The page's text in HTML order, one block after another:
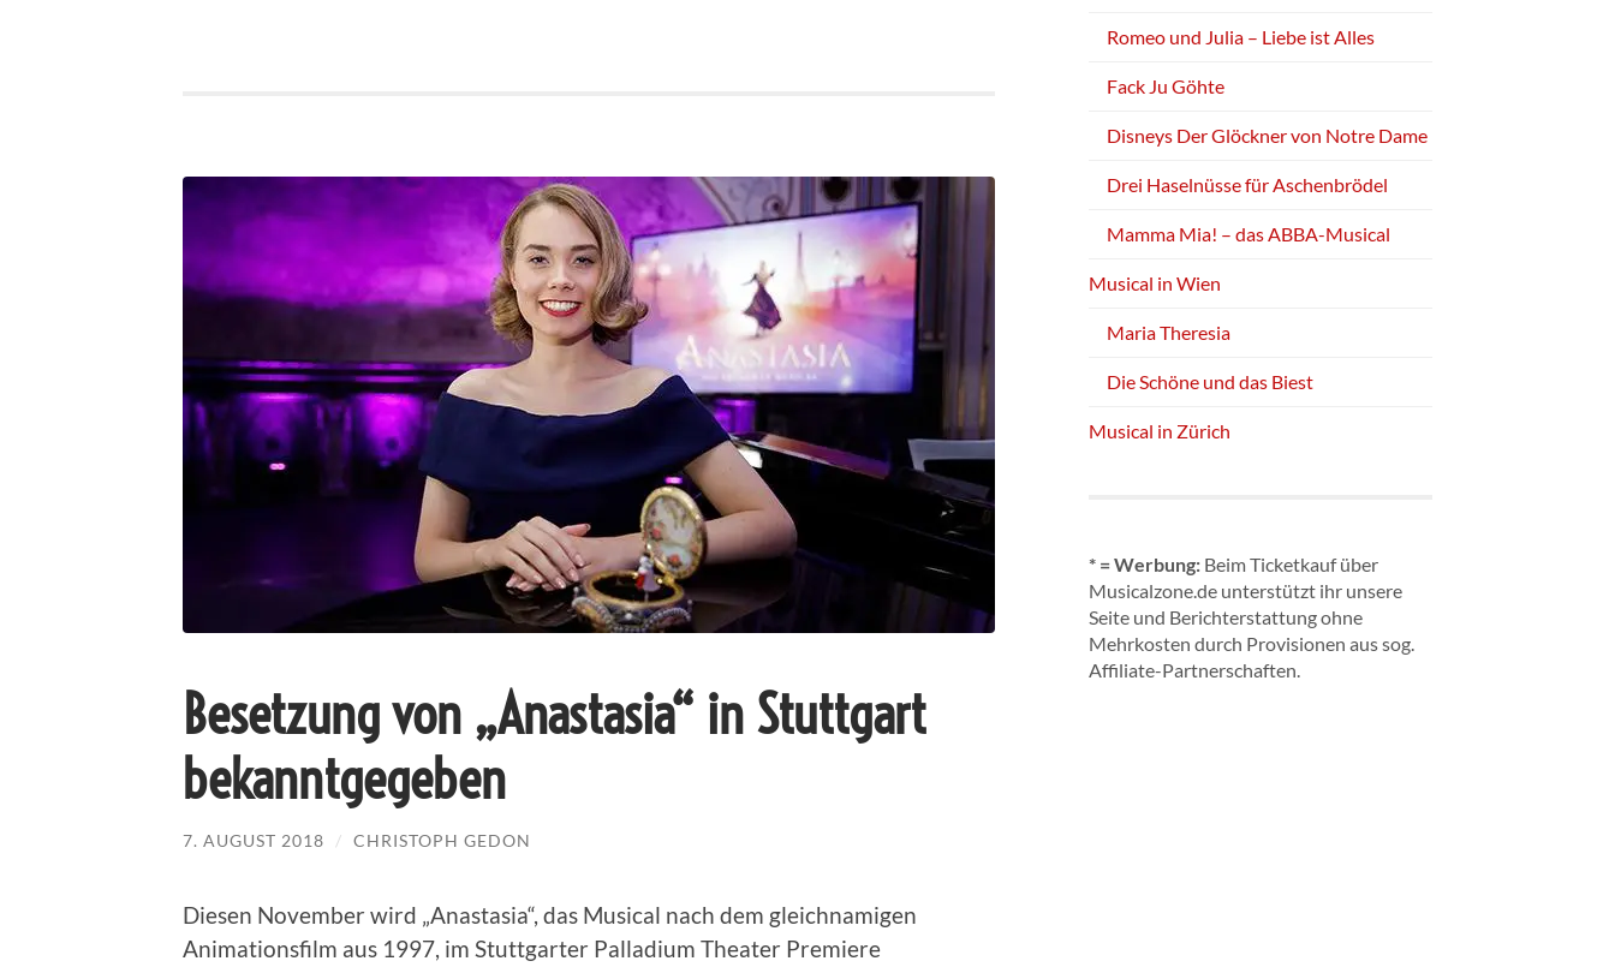
Besetzung von „Anastasia“ in Stuttgart
bekanntgegeben
7. AUGUST 2018 / CHRISTOPH GEDON
Diesen November wird „Anastasia“, das Musical nach dem gleichnamigen
Animationsfilm aus 1997, im Stuttgarter Palladium Theater Premiere
Romeo und Julia – Liebe ist Alles
Fack Ju Göhte
Disneys Der Glöckner von Notre Dame
Drei Haselnüsse für Aschenbrödel
Mamma Mia! – das ABBA-Musical
Musical in Wien
Maria Theresia
Die Schöne und das Biest
Musical in Zürich
* = Werbung: Beim Ticketkauf über
Musicalzone.de unterstützt ihr unsere
Seite und Berichterstattung ohne
Mehrkosten durch Provisionen aus sog.
Affiliate-Partnerschaften.